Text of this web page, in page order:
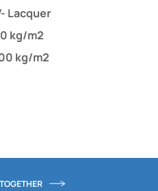
Lacquer
kg/m2
kg/m2